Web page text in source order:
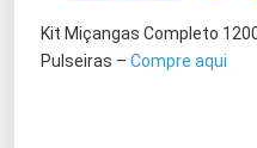
Kit Miçangas Completo
Pulseiras – Compre aqui